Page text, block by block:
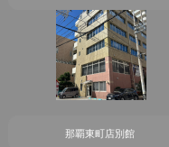
那覇東町店別館